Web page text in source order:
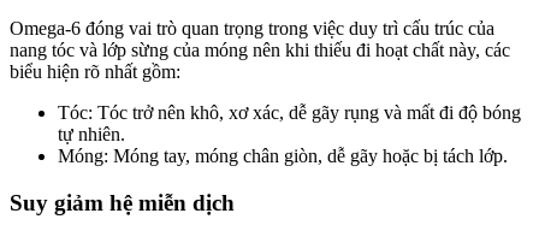
Omega-6 đóng vai trò quan trọng trong việc duy trì cấu trúc của
nang tóc và lớp sừng của móng nên khi thiếu đi hoạt chất này, các
biểu hiện rõ nhất gồm:
Tóc: Tóc trở nên khô, xơ xác, dễ gãy rụng và mất đi độ bóng
tự nhiên.
Móng: Móng tay, móng chân giòn, dễ gãy hoặc bị tách lớp.
Suy giảm hệ miễn dịch